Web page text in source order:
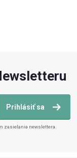
Prihlásiť sa
zasielania newslettera.